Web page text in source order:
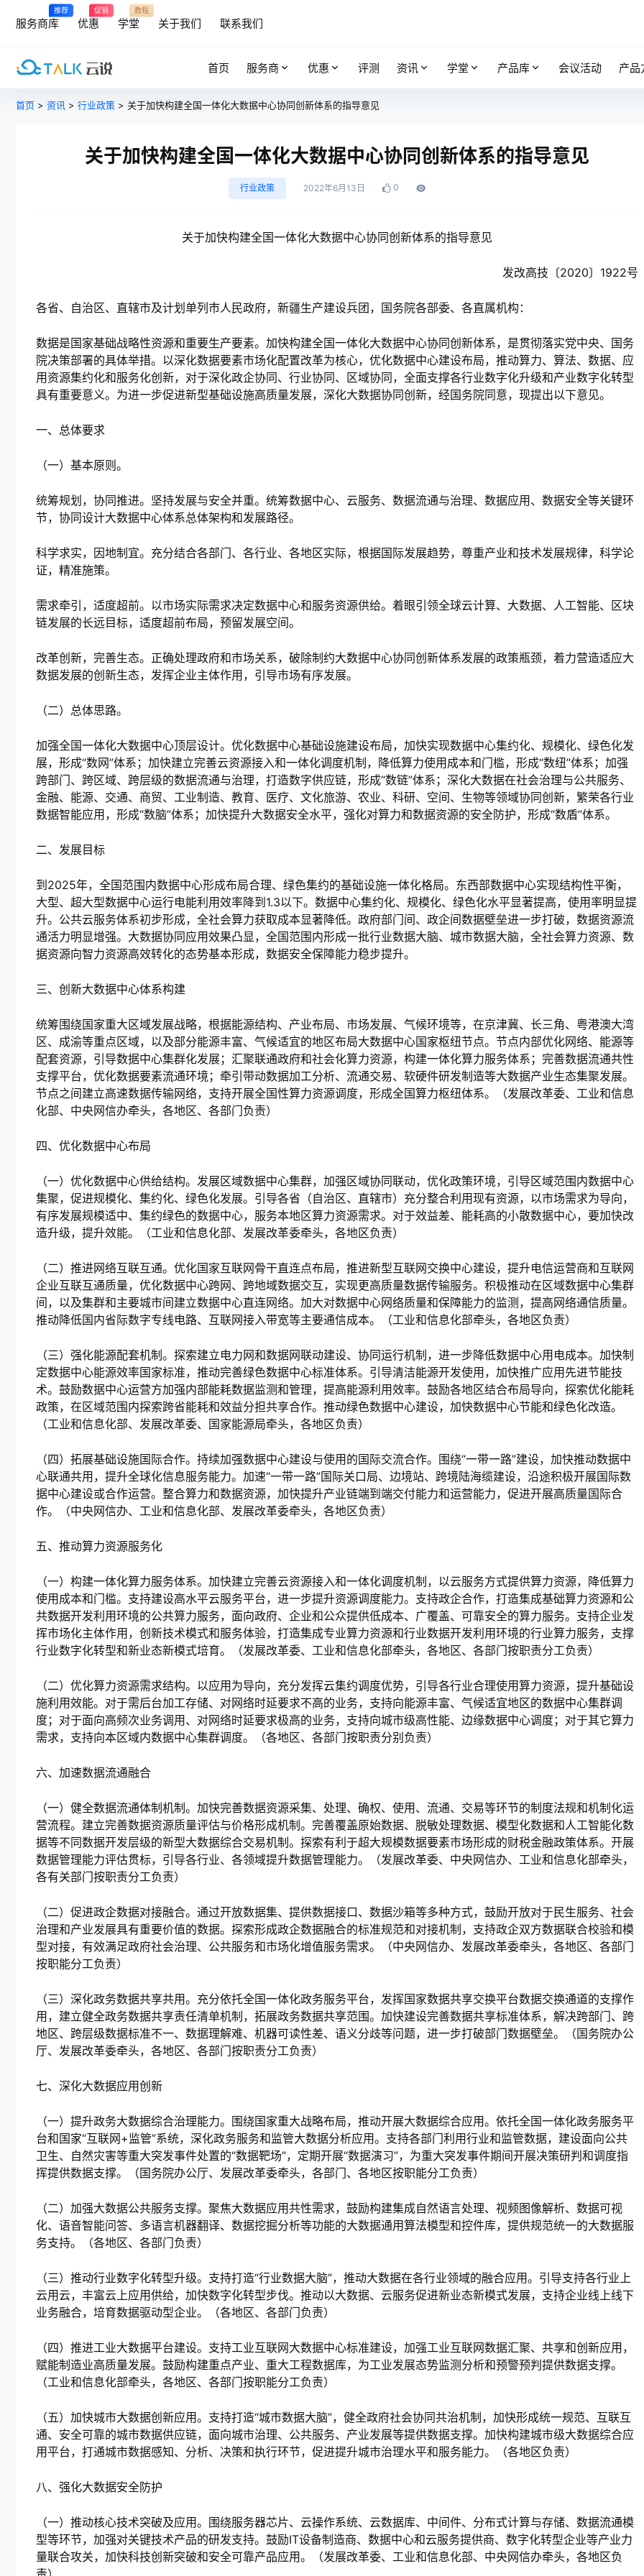
推荐
服务商库
促销
优惠
教程
学堂 关于我们 联系我们
首页 服务商 优惠 评测 资讯 学堂 产品库 会议活动 产品
首页 > 资讯 > 行业政策 > 关于加快构建全国一体化大数据中心协同创新体系的指导意见
关于加快构建全国一体化大数据中心协同创新体系的指导意见
行业政策 2022年6月13日 0
关于加快构建全国一体化大数据中心协同创新体系的指导意见
发改高技〔2020〕1922号
各省、自治区、直辖市及计划单列市人民政府，新疆生产建设兵团，国务院各部委、各直属机构：
数据是国家基础战略性资源和重要生产要素。加快构建全国一体化大数据中心协同创新体系，是贯彻落实党中央、国务
院决策部署的具体举措。以深化数据要素市场化配置改革为核心，优化数据中心建设布局，推动算力、算法、数据、应
用资源集约化和服务化创新，对于深化政企协同、行业协同、区域协同，全面支撑各行业数字化升级和产业数字化转型
具有重要意义。为进一步促进新型基础设施高质量发展，深化大数据协同创新，经国务院同意，现提出以下意见。
一、总体要求
（一）基本原则。
统筹规划，协同推进。坚持发展与安全并重。统筹数据中心、云服务、数据流通与治理、数据应用、数据安全等关键环
节，协同设计大数据中心体系总体架构和发展路径。
科学求实，因地制宜。充分结合各部门、各行业、各地区实际，根据国际发展趋势，尊重产业和技术发展规律，科学论
证，精准施策。
需求牵引，适度超前。以市场实际需求决定数据中心和服务资源供给。着眼引领全球云计算、大数据、人工智能、区块
链发展的长远目标，适度超前布局，预留发展空间。
改革创新，完善生态。正确处理政府和市场关系，破除制约大数据中心协同创新体系发展的政策瓶颈，着力营造适应大
数据发展的创新生态，发挥企业主体作用，引导市场有序发展。
（二）总体思路。
加强全国一体化大数据中心顶层设计。优化数据中心基础设施建设布局，加快实现数据中心集约化、规模化、绿色化发
展，形成“数网”体系；加快建立完善云资源接入和一体化调度机制，降低算力使用成本和门槛，形成“数纽”体系；加强
跨部门、跨区域、跨层级的数据流通与治理，打造数字供应链，形成“数链”体系；深化大数据在社会治理与公共服务、
金融、能源、交通、商贸、工业制造、教育、医疗、文化旅游、农业、科研、空间、生物等领域协同创新，繁荣各行业
数据智能应用，形成“数脑”体系；加快提升大数据安全水平，强化对算力和数据资源的安全防护，形成“数盾”体系。
二、发展目标
到 2025年，全国范围内数据中心形成布局合理、绿色集约的基础设施一体化格局。东西部数据中心实现结构性平衡，
大型、超大型数据中心运行电能利用效率降到 1.3以下。数据中心集约化、规模化、绿色化水平显著提高，使用率明显提
升。公共云服务体系初步形成，全社会算力获取成本显著降低。政府部门间、政企间数据壁垒进一步打破，数据资源流
通活力明显增强。大数据协同应用效果凸显，全国范围内形成一批行业数据大脑、城市数据大脑，全社会算力资源、数
据资源向智力资源高效转化的态势基本形成，数据安全保障能力稳步提升。
三、创新大数据中心体系构建
统筹围绕国家重大区域发展战略，根据能源结构、产业布局、市场发展、气候环境等，在京津冀、长三角、粤港澳大湾
区、成渝等重点区域，以及部分能源丰富、气候适宜的地区布局大数据中心国家枢纽节点。节点内部优化网络、能源等
配套资源，引导数据中心集群化发展；汇聚联通政府和社会化算力资源，构建一体化算力服务体系；完善数据流通共性
支撑平台，优化数据要素流通环境；牵引带动数据加工分析、流通交易、软硬件研发制造等大数据产业生态集聚发展。
节点之间建立高速数据传输网络，支持开展全国性算力资源调度，形成全国算力枢纽体系。（发展改革委、工业和信息
化部、中央网信办牵头，各地区、各部门负责）
四、优化数据中心布局
（一）优化数据中心供给结构。发展区域数据中心集群，加强区域协同联动，优化政策环境，引导区域范围内数据中心
集聚，促进规模化、集约化、绿色化发展。引导各省（自治区、直辖市）充分整合利用现有资源，以市场需求为导向，
有序发展规模适中、集约绿色的数据中心，服务本地区算力资源需求。对于效益差、能耗高的小散数据中心，要加快改
造升级，提升效能。（工业和信息化部、发展改革委牵头，各地区负责）
（二）推进网络互联互通。优化国家互联网骨干直连点布局，推进新型互联网交换中心建设，提升电信运营商和互联网
企业互联互通质量，优化数据中心跨网、跨地域数据交互，实现更高质量数据传输服务。积极推动在区域数据中心集群
间，以及集群和主要城市间建立数据中心直连网络。加大对数据中心网络质量和保障能力的监测，提高网络通信质量。
推动降低国内省际数字专线电路、互联网接入带宽等主要通信成本。（工业和信息化部牵头，各地区负责）
（三）强化能源配套机制。探索建立电力网和数据网联动建设、协同运行机制，进一步降低数据中心用电成本。加快制
定数据中心能源效率国家标准，推动完善绿色数据中心标准体系。引导清洁能源开发使用，加快推广应用先进节能技
术。鼓励数据中心运营方加强内部能耗数据监测和管理，提高能源利用效率。鼓励各地区结合布局导向，探索优化能耗
政策，在区域范围内探索跨省能耗和效益分担共享合作。推动绿色数据中心建设，加快数据中心节能和绿色化改造。
（工业和信息化部、发展改革委、国家能源局牵头，各地区负责）
（四）拓展基础设施国际合作。持续加强数据中心建设与使用的国际交流合作。围绕“一带一路”建设，加快推动数据中
心联通共用，提升全球化信息服务能力。加速“一带一路”国际关口局、边境站、跨境陆海缆建设，沿途积极开展国际数
据中心建设或合作运营。整合算力和数据资源，加快提升产业链端到端交付能力和运营能力，促进开展高质量国际合
作。（中央网信办、工业和信息化部、发展改革委牵头，各地区负责）
五、推动算力资源服务化
（一）构建一体化算力服务体系。加快建立完善云资源接入和一体化调度机制，以云服务方式提供算力资源，降低算力
使用成本和门槛。支持建设高水平云服务平台，进一步提升资源调度能力。支持政企合作，打造集成基础算力资源和公
共数据开发利用环境的公共算力服务，面向政府、企业和公众提供低成本、广覆盖、可靠安全的算力服务。支持企业发
挥市场化主体作用，创新技术模式和服务体验，打造集成专业算力资源和行业数据开发利用环境的行业算力服务，支撑
行业数字化转型和新业态新模式培育。（发展改革委、工业和信息化部牵头，各地区、各部门按职责分工负责）
（二）优化算力资源需求结构。以应用为导向，充分发挥云集约调度优势，引导各行业合理使用算力资源，提升基础设
施利用效能。对于需后台加工存储、对网络时延要求不高的业务，支持向能源丰富、气候适宜地区的数据中心集群调
度；对于面向高频次业务调用、对网络时延要求极高的业务，支持向城市级高性能、边缘数据中心调度；对于其它算力
需求，支持向本区域内数据中心集群调度。（各地区、各部门按职责分别负责）
六、加速数据流通融合
（一）健全数据流通体制机制。加快完善数据资源采集、处理、确权、使用、流通、交易等环节的制度法规和机制化运
营流程。建立完善数据资源质量评估与价格形成机制。完善覆盖原始数据、脱敏处理数据、模型化数据和人工智能化数
据等不同数据开发层级的新型大数据综合交易机制。探索有利于超大规模数据要素市场形成的财税金融政策体系。开展
数据管理能力评估贯标，引导各行业、各领域提升数据管理能力。（发展改革委、中央网信办、工业和信息化部牵头，
各有关部门按职责分工负责）
（二）促进政企数据对接融合。通过开放数据集、提供数据接口、数据沙箱等多种方式，鼓励开放对于民生服务、社会
治理和产业发展具有重要价值的数据。探索形成政企数据融合的标准规范和对接机制，支持政企双方数据联合校验和模
型对接，有效满足政府社会治理、公共服务和市场化增值服务需求。（中央网信办、发展改革委牵头，各地区、各部门
按职能分工负责）
（三）深化政务数据共享共用。充分依托全国一体化政务服务平台，发挥国家数据共享交换平台数据交换通道的支撑作
用，建立健全政务数据共享责任清单机制，拓展政务数据共享范围。加快建设完善数据共享标准体系，解决跨部门、跨
地区、跨层级数据标准不一、数据理解难、机器可读性差、语义分歧等问题，进一步打破部门数据壁垒。（国务院办公
厅、发展改革委牵头，各地区、各部门按职责分工负责）
七、深化大数据应用创新
（一）提升政务大数据综合治理能力。围绕国家重大战略布局，推动开展大数据综合应用。依托全国一体化政务服务平
台和国家“互联网+ 监管”系统，深化政务服务和监管大数据分析应用。支持各部门利用行业和监管数据，建设面向公共
卫生、自然灾害等重大突发事件处置的“数据靶场”，定期开展“数据演习”，为重大突发事件期间开展决策研判和调度指
挥提供数据支撑。（国务院办公厅、发展改革委牵头，各部门、各地区按职能分工负责）
（二）加强大数据公共服务支撑。聚焦大数据应用共性需求，鼓励构建集成自然语言处理、视频图像解析、数据可视
化、语音智能问答、多语言机器翻译、数据挖掘分析等功能的大数据通用算法模型和控件库，提供规范统一的大数据服
务支持。（各地区、各部门负责）
（三）推动行业数字化转型升级。支持打造“行业数据大脑”，推动大数据在各行业领域的融合应用。引导支持各行业上
云用云，丰富云上应用供给，加快数字化转型步伐。推动以大数据、云服务促进新业态新模式发展，支持企业线上线下
业务融合，培育数据驱动型企业。（各地区、各部门负责）
（四）推进工业大数据平台建设。支持工业互联网大数据中心标准建设，加强工业互联网数据汇聚、共享和创新应用，
赋能制造业高质量发展。鼓励构建重点产业、重大工程数据库，为工业发展态势监测分析和预警预判提供数据支撑。
（工业和信息化部牵头，各地区、各部门按职能分工负责）
（五）加快城市大数据创新应用。支持打造“城市数据大脑”，健全政府社会协同共治机制，加快形成统一规范、互联互
通、安全可靠的城市数据供应链，面向城市治理、公共服务、产业发展等提供数据支撑。加快构建城市级大数据综合应
用平台，打通城市数据感知、分析、决策和执行环节，促进提升城市治理水平和服务能力。（各地区负责）
八、强化大数据安全防护
（一）推动核心技术突破及应用。围绕服务器芯片、云操作系统、云数据库、中间件、分布式计算与存储、数据流通模
型等环节，加强对关键技术产品的研发支持。鼓励IT设备制造商、数据中心和云服务提供商、数字化转型企业等产业力
量联合攻关，加快科技创新突破和安全可靠产品应用。（发展改革委、工业和信息化部、中央网信办牵头，各地区负